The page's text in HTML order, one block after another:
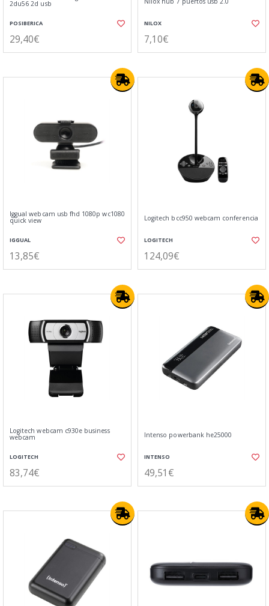
2du56 2d usb
POSIBERICA
29,40€
NILOX
7,10€
Iggual webcam usb fhd 1080p wc1080
quick view
IGGUAL
13,85€
Logitech bcc950 webcam conferencia
LOGITECH
124,09€
Logitech webcam c930e business
webcam
LOGITECH
83,74€
Intenso powerbank he25000
INTENSO
49,51€